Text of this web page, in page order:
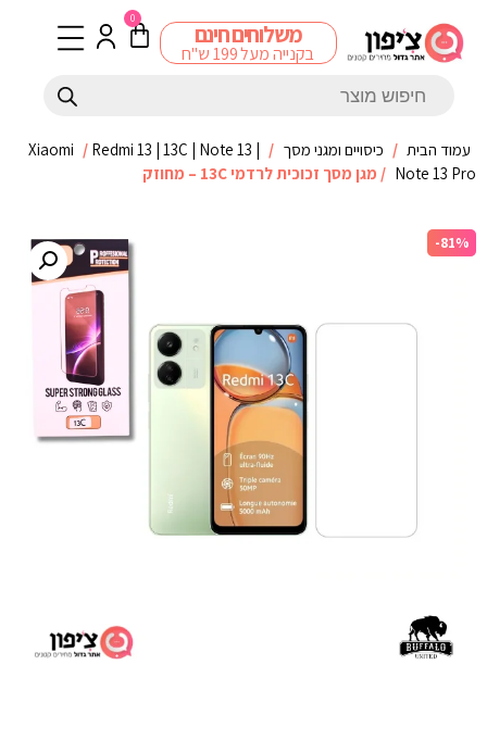
משלוחים חינם
בקנייה מעל 199 ש"ח
0
עמוד הבית / כיסויים ומגני מסך /
Xiaomi / Redmi 13 | 13C | Note 13 |
Note 13 Pro / מגן מסך זכוכית לרדמי 13C – מחוזק
-81%